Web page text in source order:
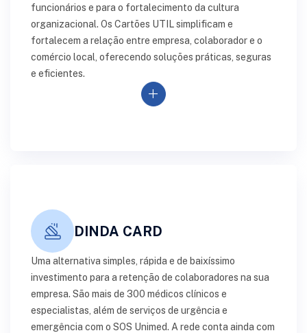
funcionários e para o fortalecimento da cultura
organizacional. Os Cartões UTIL simplificam e
fortalecem a relação entre empresa, colaborador e o
comércio local, oferecendo soluções práticas, seguras
e eficientes.
add
DINDA CARD
Uma alternativa simples, rápida e de baixíssimo
investimento para a retenção de colaboradores na sua
empresa. São mais de 300 médicos clínicos e
especialistas, além de serviços de urgência e
emergência com o SOS Unimed. A rede conta ainda com